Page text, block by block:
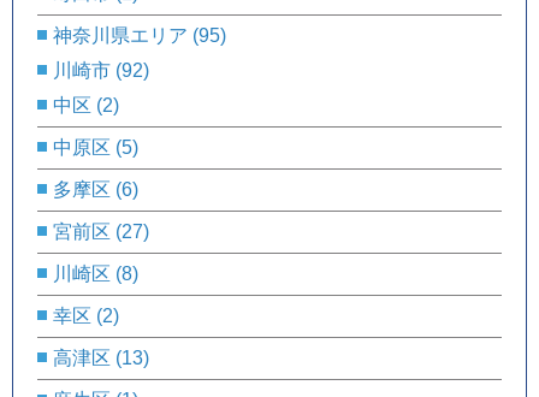
神奈川県エリア (95)
川崎市 (92)
中区 (2)
中原区 (5)
多摩区 (6)
宮前区 (27)
川崎区 (8)
幸区 (2)
高津区 (13)